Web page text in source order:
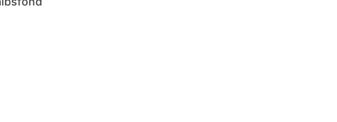
Brotsuppen-Rezept mit Schwarzbrot & saurer Sahne |